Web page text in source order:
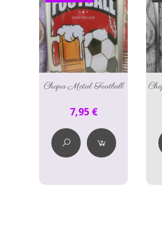
Chapa Metal Football
7,95 €